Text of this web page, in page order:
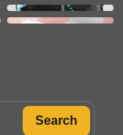
Search